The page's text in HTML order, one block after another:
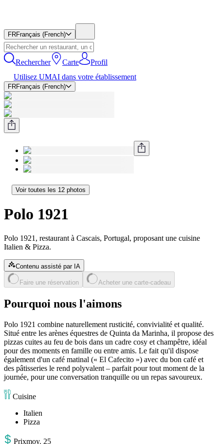
FRFrançais (French)
Rechercher Carte
Profil
Utilisez UMAI dans votre établissement
FRFrançais (French)
Voir toutes les 12 photos
Polo 1921
Polo 1921, restaurant à Cascais, Portugal, proposant une cuisine
Italien & Pizza.
Contenu assisté par IA
Faire une réservation Acheter une carte-cadeau
Pourquoi nous l'aimons
Polo 1921 combine naturellement rusticité, convivialité et qualité.
Situé entre les arènes équestres de Quinta da Marinha, il propose des
pizzas cuites au feu de bois dans un cadre cosy et champêtre, idéal
pour des moments en famille ou entre amis. Le fait qu'il dispose
également d'un café matinal (« El Cafecito ») avec du bon café et
des pâtisseries le rend polyvalent – parfait pour tout moment de la
journée, pour une conversation tranquille ou un repas savoureux.
Cuisine
Italien
Pizza
Prixmoy. 25